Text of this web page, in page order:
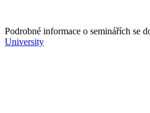
Podrobné informace o seminářích se
University